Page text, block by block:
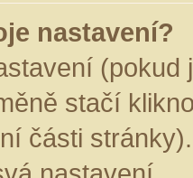
nastavení?
(pokud
stačí
části